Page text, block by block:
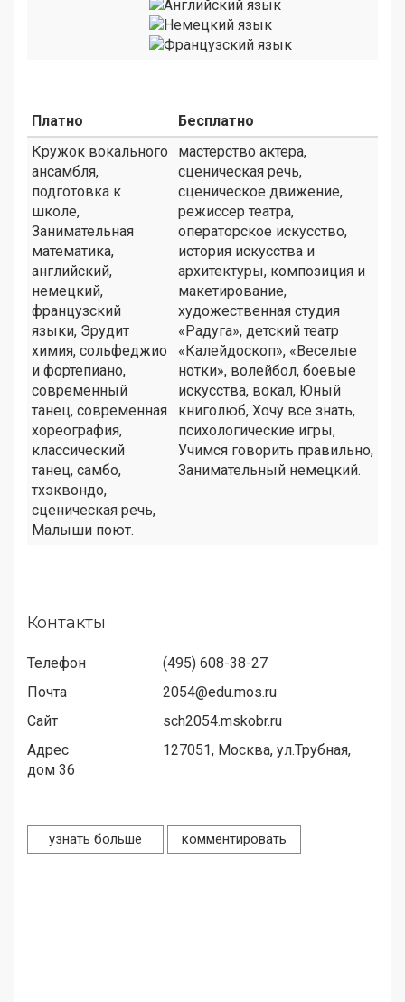
Платно
Бесплатно
Кружок вокального
ансамбля,
подготовка к
школе,
Занимательная
математика,
английский,
немецкий,
французский
языки, Эрудит
химия, сольфеджио
и фортепиано,
современный
танец, современная
хореография,
классический
танец, самбо,
тхэквондо,
сценическая речь,
Малыши поют.
мастерство актера,
сценическая речь,
сценическое движение,
режиссер театра,
операторское искусство,
история искусства и
архитектуры, композиция и
макетирование,
художественная студия
«Радуга», детский театр
«Калейдоскоп», «Веселые
нотки», волейбол, боевые
искусства, вокал, Юный
книголюб, Хочу все знать,
психологические игры,
Учимся говорить правильно,
Занимательный немецкий.
Контакты
Телефон
(495) 608-38-27
Почта
2054@edu.mos.ru
Сайт
sch2054.mskobr.ru
Адрес
127051, Москва, ул.Трубная,
дом 36
узнать больше комментировать